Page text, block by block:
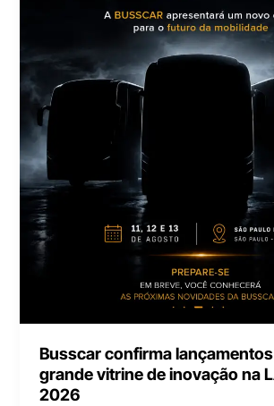
Busscar confirma
grande vitrine de inovação na
2026